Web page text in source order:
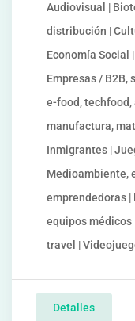
Audiovisual |
distribución |
Economía Social
Empresas / B2B,
e-food,
manufactura,
Inmigrantes |
Medioambiente,
emprendedoras |
equipos médicos
travel |
Detalles